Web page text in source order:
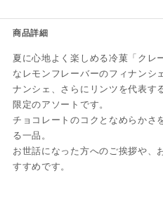
商品詳細
夏に心地よく楽しめる冷菓「クレ
なレモンフレーバーのフィナンシ
ナンシェ、さらにリンツを代表す
限定のアソートです。
チョコレートのコクとなめらかさ
る一品。
お世話になった方へのご挨拶や、
すすめです。